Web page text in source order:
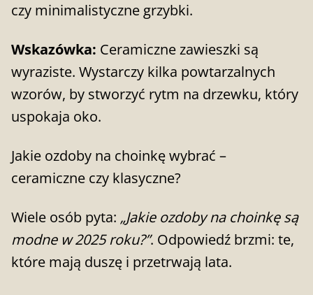
czy minimalistyczne grzybki.
Wskazówka: Ceramiczne zawieszki są
wyraziste. Wystarczy kilka powtarzalnych
wzorów, by stworzyć rytm na drzewku, który
uspokaja oko.
Jakie ozdoby na choinkę wybrać –
ceramiczne czy klasyczne?
Wiele osób pyta: „Jakie ozdoby na choinkę są
modne w 2025 roku?”. Odpowiedź brzmi: te,
które mają duszę i przetrwają lata.